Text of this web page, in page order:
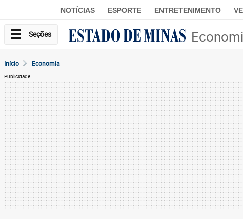
NOTÍCIAS ESPORTE ENTRETENIMENTO
Seções
Início Economia
Publicidade